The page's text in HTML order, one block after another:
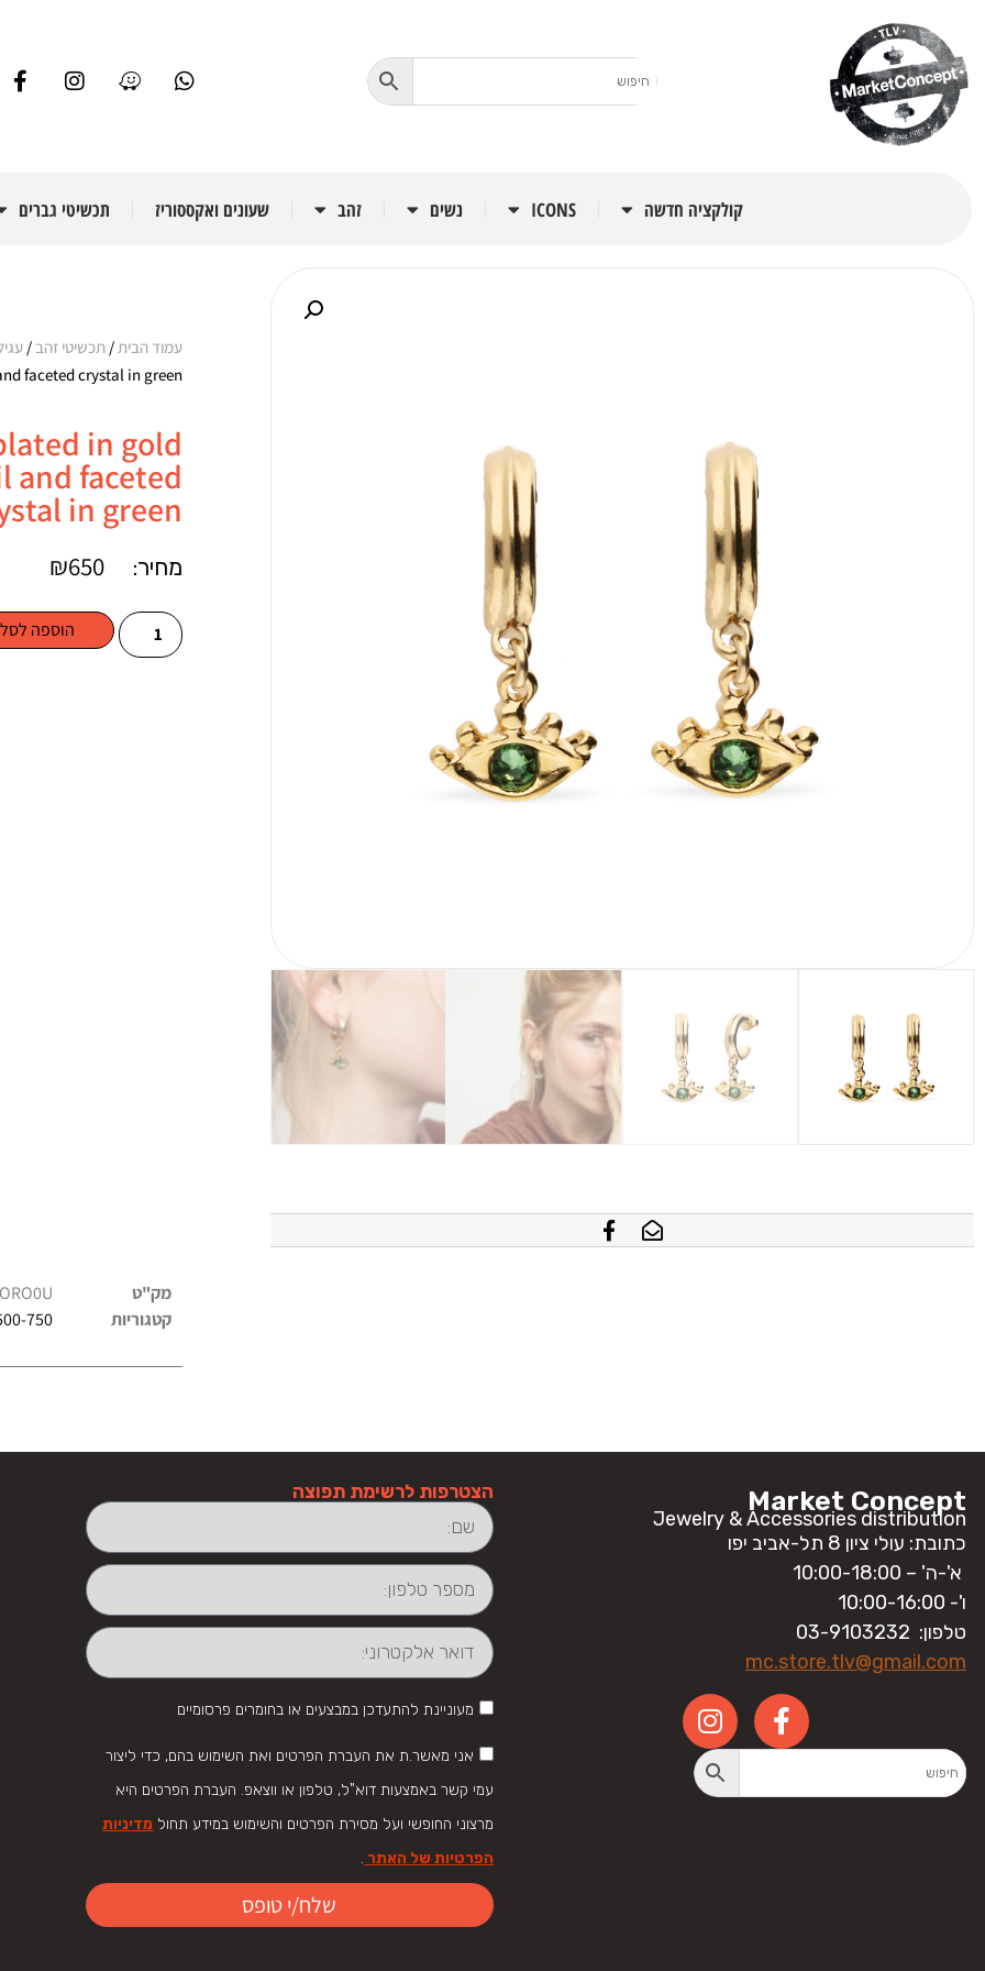
קולקציה חדשה ICONS נשים זהב שעונים ואקססוריז תכשיטי גברים
עמוד הבית/ תכשיטי זהב/
faceted crystal in green
in gold
and faceted
in green
מחיר: ₪650
הוספה לסל
מק"ט
קטגוריות
500-750
Market Concept
Jewelry & Accessories distribution
כתובת: עולי ציון 8 תל-אביב יפו
א'-ה' – 10:00-18:00
ו'- 10:00-16:00
טלפון: 03-9103232
mc.store.tlv@gmail.com
הצטרפות לרשימת תפוצה
מעוניינת להתעדכן במבצעים או בחומרים פרסומיים
אני מאשר.ת את העברת הפרטים ואת השימוש בהם, כדי ליצור
עמי קשר באמצעות דוא"ל, טלפון או ווצאפ. העברת הפרטים היא
מרצוני החופשי ועל מסירת הפרטים והשימוש במידע תחול מדיניות
הפרטיות של האתר .
שלח/י טופס